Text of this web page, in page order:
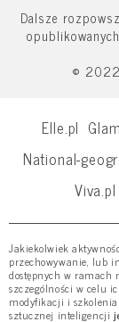
Dalsze
© 2022
Elle.pl
National-
Viva.pl
Jakiekolwiek
przechowywanie, lub
dostępnych w ramach
szczególności w celu
modyfikacji i
sztucznej inteligencji